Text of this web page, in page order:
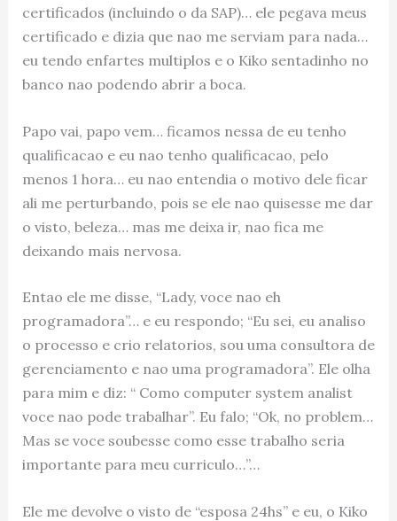
certificados (incluindo o da SAP)… ele pegava meus
certificado e dizia que nao me serviam para nada…
eu tendo enfartes multiplos e o Kiko sentadinho no
banco nao podendo abrir a boca.
Papo vai, papo vem… ficamos nessa de eu tenho
qualificacao e eu nao tenho qualificacao, pelo
menos 1 hora… eu nao entendia o motivo dele ficar
ali me perturbando, pois se ele nao quisesse me dar
o visto, beleza… mas me deixa ir, nao fica me
deixando mais nervosa.
Entao ele me disse, “Lady, voce nao eh
programadora”… e eu respondo; “Eu sei, eu analiso
o processo e crio relatorios, sou uma consultora de
gerenciamento e nao uma programadora”. Ele olha
para mim e diz: “ Como computer system analist
voce nao pode trabalhar”. Eu falo; “Ok, no problem…
Mas se voce soubesse como esse trabalho seria
importante para meu curriculo…”…
Ele me devolve o visto de “esposa 24hs” e eu, o Kiko